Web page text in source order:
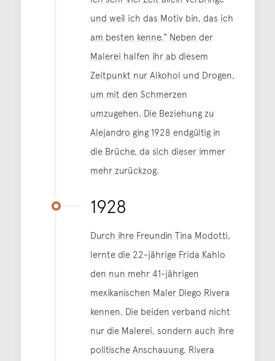
und weil ich das Motiv bin, das ich
am besten kenne.“ Neben der
Malerei halfen ihr ab diesem
Zeitpunkt nur Alkohol und Drogen,
um mit den Schmerzen
umzugehen. Die Beziehung zu
Alejandro ging 1928 endgültig in
die Brüche, da sich dieser immer
mehr zurückzog.
1928
Durch ihre Freundin Tina Modotti,
lernte die 22-jährige Frida Kahlo
den nun mehr 41-jährigen
mexikanischen Maler Diego Rivera
kennen. Die beiden verband nicht
nur die Malerei, sondern auch ihre
politische Anschauung. Rivera